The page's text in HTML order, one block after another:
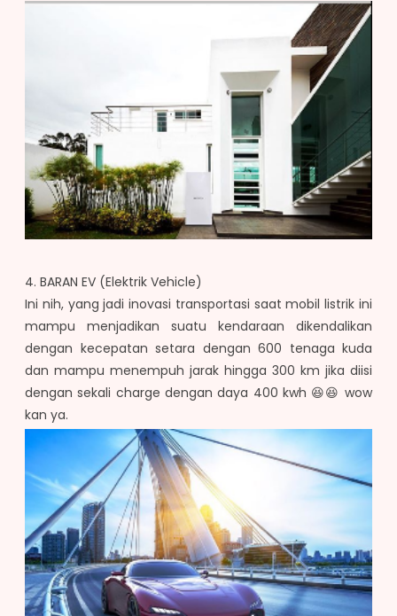
4. BARAN EV (Elektrik Vehicle)
Ini nih, yang jadi inovasi transportasi saat mobil listrik ini
mampu menjadikan suatu kendaraan dikendalikan
dengan kecepatan setara dengan 600 tenaga kuda
dan mampu menempuh jarak hingga 300 km jika diisi
dengan sekali charge dengan daya 400 kwh 😆😆 wow
kan ya.